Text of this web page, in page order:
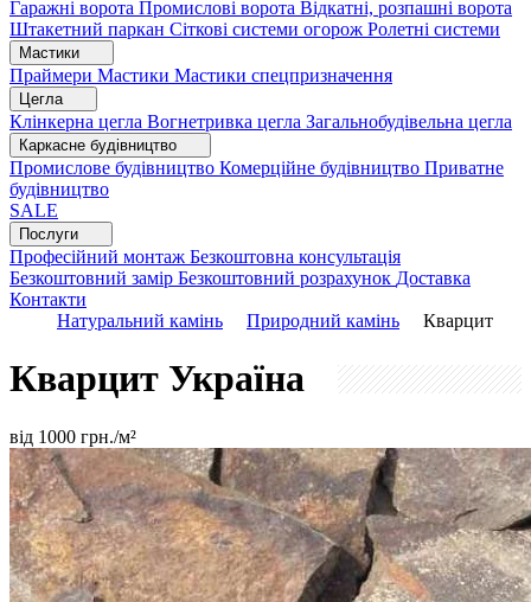
Гаражні ворота Промислові ворота Відкатні, розпашні ворота
Штакетний паркан Сіткові системи огорож Ролетні системи
Мастики
Праймери Мастики Мастики спецпризначення
Цегла
Клінкерна цегла Вогнетривка цегла Загальнобудівельна цегла
Каркасне будівництво
Промислове будівництво Комерційне будівництво Приватне
будівництво
SALE
Послуги
Професійний монтаж Безкоштовна консультація
Безкоштовний замір Безкоштовний розрахунок Доставка
Контакти
Натуральний камінь
Природний камінь Кварцит
Кварцит Україна
від 1000 грн./м²